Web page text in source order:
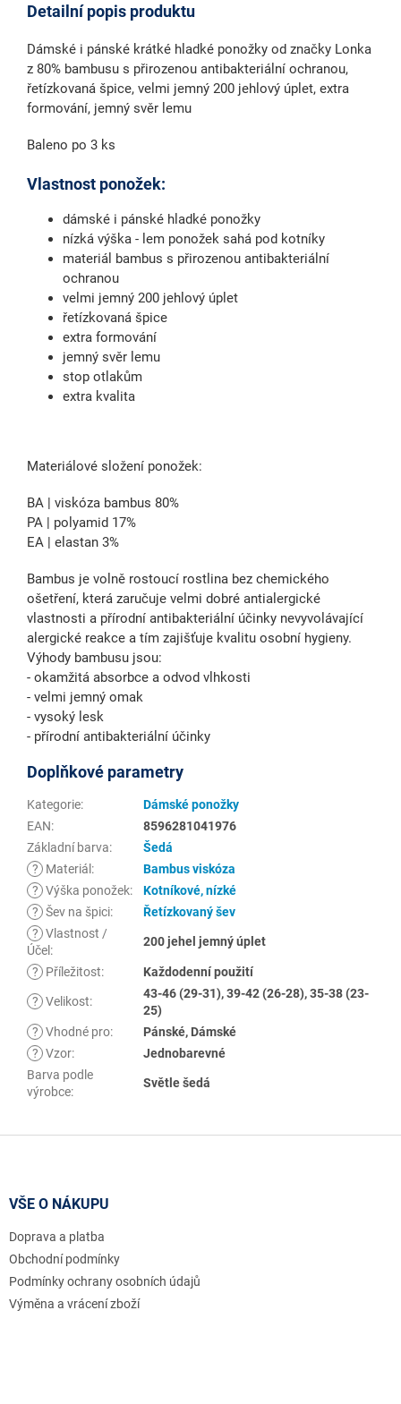
Detailní popis produktu
Dámské i pánské krátké hladké ponožky od značky Lonka
z 80% bambusu s přirozenou antibakteriální ochranou,
řetízkovaná špice, velmi jemný 200 jehlový úplet, extra
formování, jemný svěr lemu
Baleno po 3 ks
Vlastnost ponožek:
dámské i pánské hladké ponožky
nízká výška - lem ponožek sahá pod kotníky
materiál bambus s přirozenou antibakteriální
ochranou
velmi jemný 200 jehlový úplet
řetízkovaná špice
extra formování
jemný svěr lemu
stop otlakům
extra kvalita
Materiálové složení ponožek:
BA | viskóza bambus 80%
PA | polyamid 17%
EA | elastan 3%
Bambus je volně rostoucí rostlina bez chemického
ošetření, která zaručuje velmi dobré antialergické
vlastnosti a přírodní antibakteriální účinky nevyvolávající
alergické reakce a tím zajišťuje kvalitu osobní hygieny.
Výhody bambusu jsou:
- okamžitá absorbce a odvod vlhkosti
- velmi jemný omak
- vysoký lesk
- přírodní antibakteriální účinky
Doplňkové parametry
Kategorie:
Dámské ponožky
EAN:
8596281041976
Základní barva:
Šedá
?
Materiál :
Bambus viskóza
? Výška ponožek:
Kotníkové, nízké
? Šev na špici:
Řetízkovaný šev
? Vlastnost /
Účel :
200 jehel jemný úplet
? Příležitost: Každodenní použití
? Velikost:
43-46 (29-31), 39-42 (26-28), 35-38 (23-
25)
? Vhodné pro:
Pánské, Dámské
? Vzor:
Jednobarevné
Barva podle
výrobce:
Světle šedá
VŠE O NÁKUPU
Doprava a platba
Obchodní podmínky
Podmínky ochrany osobních údajů
Výměna a vrácení zboží